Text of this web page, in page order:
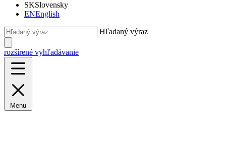
SKSlovensky
ENEnglish
Hľadaný výraz
rozšírené vyhľadávanie
Menu